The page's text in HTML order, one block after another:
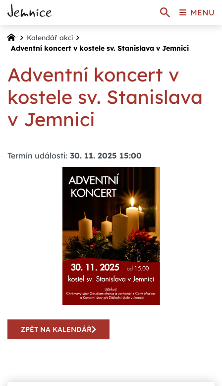
Kalendář akcí
Adventní koncert v kostele sv. Stanislava v Jemnici
Adventní koncert v
kostele sv. Stanislava
v Jemnici
Termín události: 30. 11. 2025 15:00
ZPĚT NA KALENDÁŘ
MENU